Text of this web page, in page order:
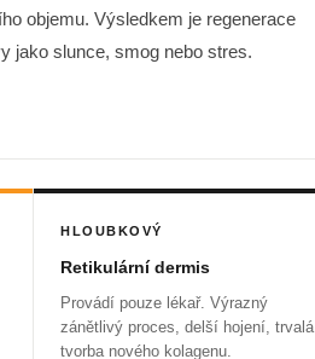
objemu. Výsledkem je regenerace
jako slunce, smog nebo stres.
HLOUBKOVÝ
Retikulární dermis
Provádí pouze lékař. Výrazný
zánětlivý proces, delší hojení, trvalá
tvorba nového kolagenu.